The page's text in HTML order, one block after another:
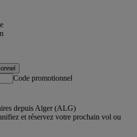
Code promotionnel
depuis Alger (ALG)
et réservez votre prochain vol ou